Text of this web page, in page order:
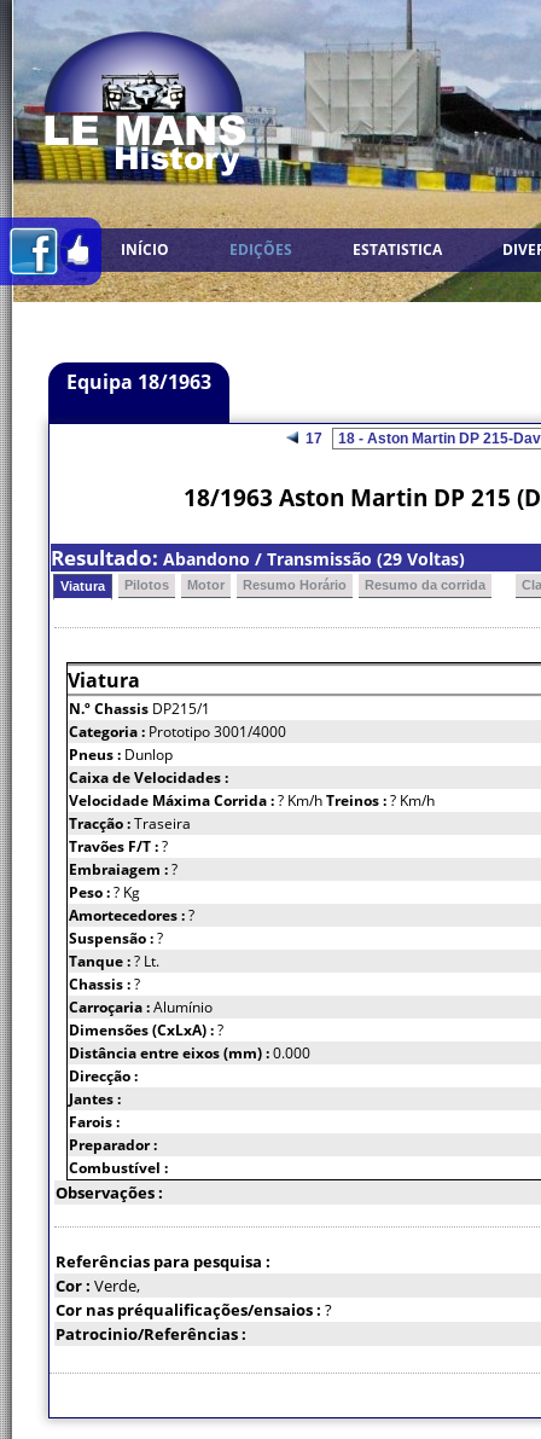
INÍCIO EDIÇÕES ESTATISTICA
Equipa 18/1963
17
18/1963 Aston Martin DP 215
Resultado: Abandono / Transmissão (29 Voltas)
Viatura Pilotos Motor Resumo Horário Resumo da corrida
Viatura
N.º Chassis DP215/1
Categoria : Prototipo 3001/4000
Pneus : Dunlop
Caixa de Velocidades :
Velocidade Máxima Corrida :? Km/hTreinos :? Km/h
Tracção :Traseira
Travões F/T :?
Embraiagem :?
Peso :? Kg
Amortecedores :?
Suspensão :?
Tanque :? Lt.
Chassis :?
Carroçaria :Alumínio
Dimensões (CxLxA) :?
Distância entre eixos (mm) :0.000
Direcção :
Jantes :
Farois :
Preparador :
Combustível :
Observações :
Referências para pesquisa :
Cor : Verde,
Cor nas préqualificações/ensaios : ?
Patrocinio/Referências :